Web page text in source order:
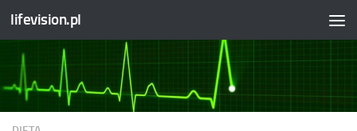
Skip to content
lifevision.pl